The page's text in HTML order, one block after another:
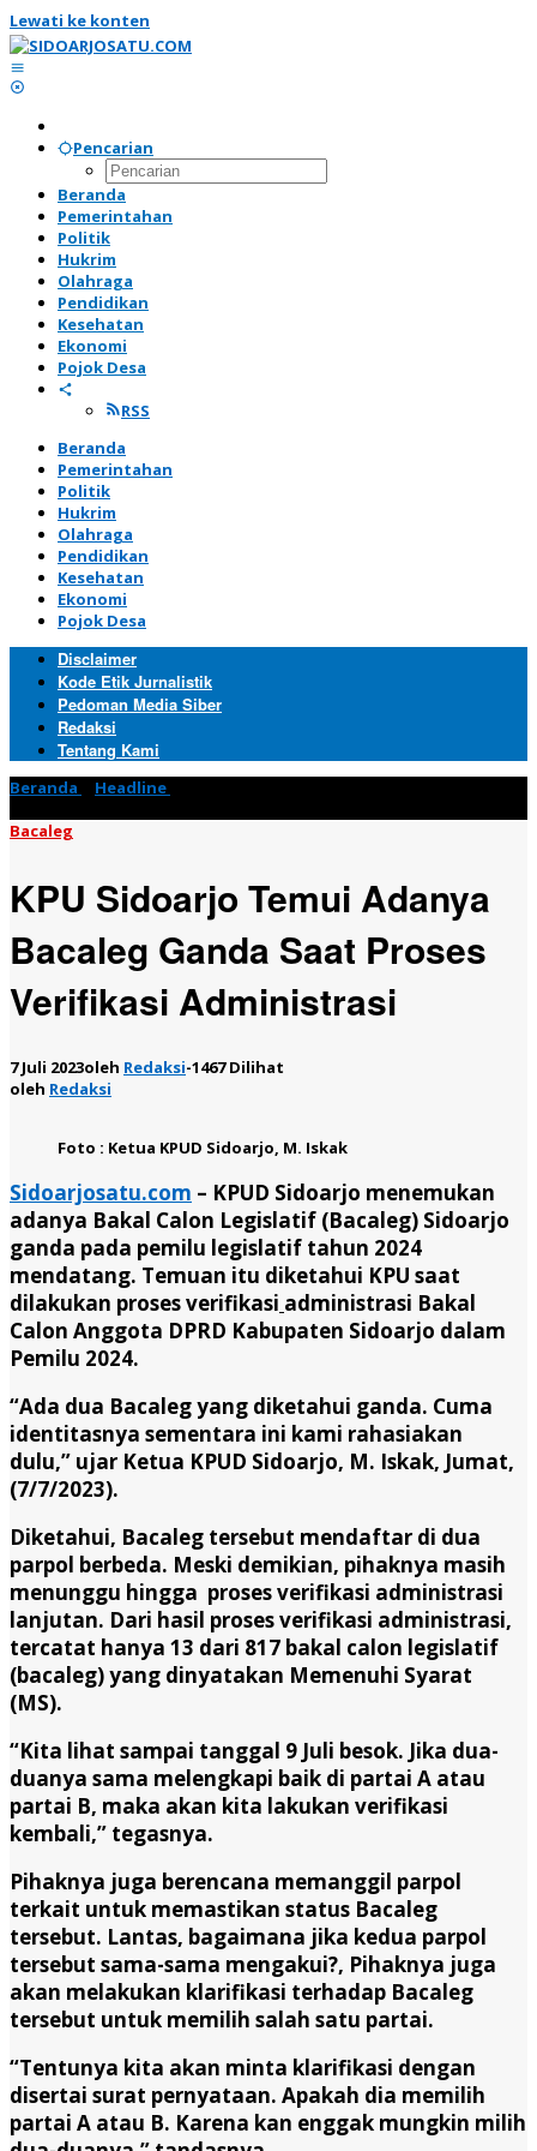
Lewati ke konten
Pencarian
Beranda
Pemerintahan
Politik
Hukrim
Olahraga
Pendidikan
Kesehatan
Ekonomi
Pojok Desa
RSS
Beranda
Pemerintahan
Politik
Hukrim
Olahraga
Pendidikan
Kesehatan
Ekonomi
Pojok Desa
Disclaimer
Kode Etik Jurnalistik
Pedoman Media Siber
Redaksi
Tentang Kami
Beranda Headline
Bacaleg
KPU Sidoarjo Temui Adanya
Bacaleg Ganda Saat Proses
Verifikasi Administrasi
7 Juli 2023oleh Redaksi-1467 Dilihat
oleh Redaksi
Foto : Ketua KPUD Sidoarjo, M. Iskak
Sidoarjosatu.com – KPUD Sidoarjo menemukan
adanya Bakal Calon Legislatif (Bacaleg) Sidoarjo
ganda pada pemilu legislatif tahun 2024
mendatang. Temuan itu diketahui KPU saat
dilakukan proses verifikasi administrasi Bakal
Calon Anggota DPRD Kabupaten Sidoarjo dalam
Pemilu 2024.
“Ada dua Bacaleg yang diketahui ganda. Cuma
identitasnya sementara ini kami rahasiakan
dulu,” ujar Ketua KPUD Sidoarjo, M. Iskak, Jumat,
(7/7/2023).
Diketahui, Bacaleg tersebut mendaftar di dua
parpol berbeda. Meski demikian, pihaknya masih
menunggu hingga proses verifikasi administrasi
lanjutan. Dari hasil proses verifikasi administrasi,
tercatat hanya 13 dari 817 bakal calon legislatif
(bacaleg) yang dinyatakan Memenuhi Syarat
(MS).
“Kita lihat sampai tanggal 9 Juli besok. Jika dua-
duanya sama melengkapi baik di partai A atau
partai B, maka akan kita lakukan verifikasi
kembali,” tegasnya.
Pihaknya juga berencana memanggil parpol
terkait untuk memastikan status Bacaleg
tersebut. Lantas, bagaimana jika kedua parpol
tersebut sama-sama mengakui?, Pihaknya juga
akan melakukan klarifikasi terhadap Bacaleg
tersebut untuk memilih salah satu partai.
“Tentunya kita akan minta klarifikasi dengan
disertai surat pernyataan. Apakah dia memilih
partai A atau B. Karena kan enggak mungkin milih